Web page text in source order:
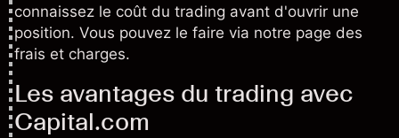
connaissez le coût du trading avant d'ouvrir une
position. Vous pouvez le faire via notre page des
frais et charges.
Les avantages du trading avec
Capital.com